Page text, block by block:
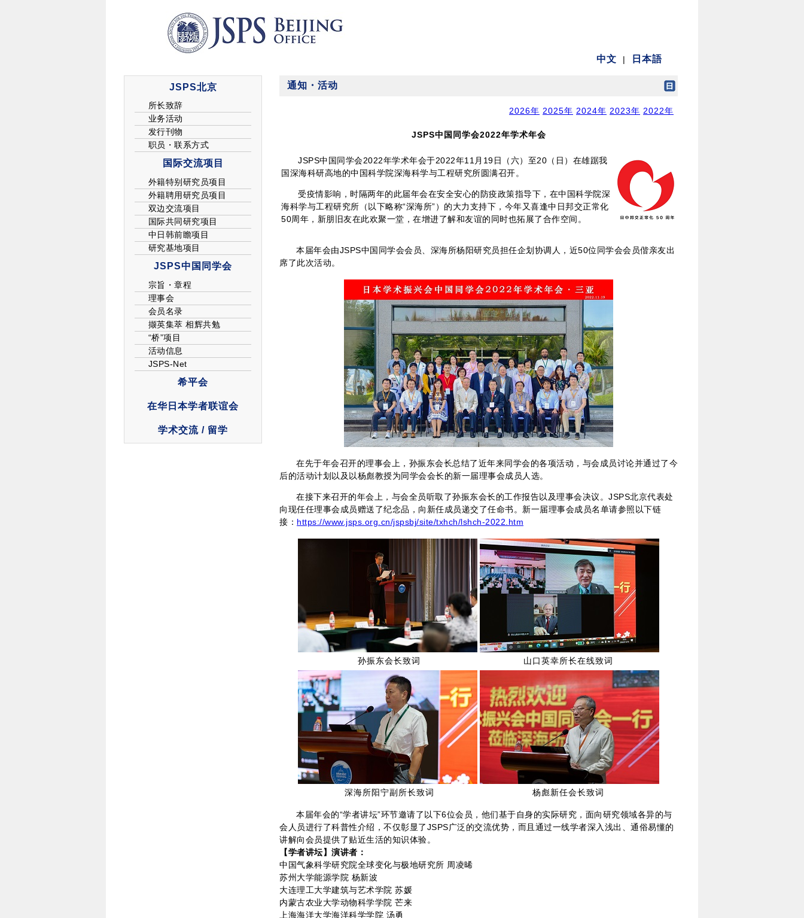
通知・活动
2026年 2025年 2024年 2023年 2022年
JSPS中国同学会2022年学术年会
JSPS中国同学会2022年学术年会于2022年11月19日（六）至20（日）在雄踞我
国深海科研高地的中国科学院深海科学与工程研究所圆满召开。
受疫情影响，时隔两年的此届年会在安全安心的防疫政策指导下，在中国科学院深
海科学与工程研究所（以下略称“深海所”）的大力支持下，今年又喜逢中日邦交正常化
50周年，新朋旧友在此欢聚一堂，在增进了解和友谊的同时也拓展了合作空间。
本届年会由JSPS中国同学会会员、深海所杨阳研究员担任企划协调人，近50位同学会会员偕亲友出
席了此次活动。
在先于年会召开的理事会上，孙振东会长总结了近年来同学会的各项活动，与会成员讨论并通过了今
后的活动计划以及以杨彪教授为同学会会长的新一届理事会成员人选。
在接下来召开的年会上，与会全员听取了孙振东会长的工作报告以及理事会决议。JSPS北京代表处
向现任任理事会成员赠送了纪念品，向新任成员递交了任命书。新一届理事会成员名单请参照以下链
接： https://www.jsps.org.cn/jspsbj/site/txhch/lshch-2022.htm
孙振东会长致词 山口英幸所长在线致词
深海所阳宁副所长致词 杨彪新任会长致词
本届年会的“学者讲坛”环节邀请了以下6位会员，他们基于自身的实际研究，面向研究领域各异的与
会人员进行了科普性介绍，不仅彰显了JSPS广泛的交流优势，而且通过一线学者深入浅出、通俗易懂的
讲解向会员提供了贴近生活的知识体验。
【学者讲坛】演讲者：
中国气象科学研究院全球变化与极地研究所 周凌晞
苏州大学能源学院 杨新波
大连理工大学建筑与艺术学院 苏媛
内蒙古农业大学动物科学学院 芒来
上海海洋大学海洋科学学院 汤勇